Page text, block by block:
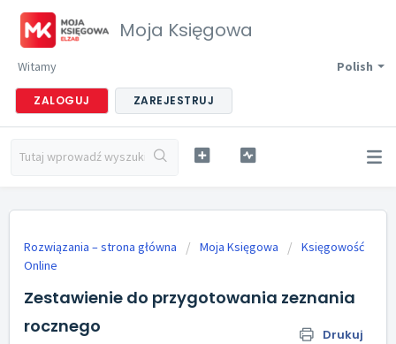
Moja Księgowa
Polish
Witamy
ZALOGUJ ZAREJESTRUJ
Rozwiązania – strona główna Moja Księgowa
Księgowość
Online
Zestawienie do przygotowania zeznania
rocznego
Drukuj